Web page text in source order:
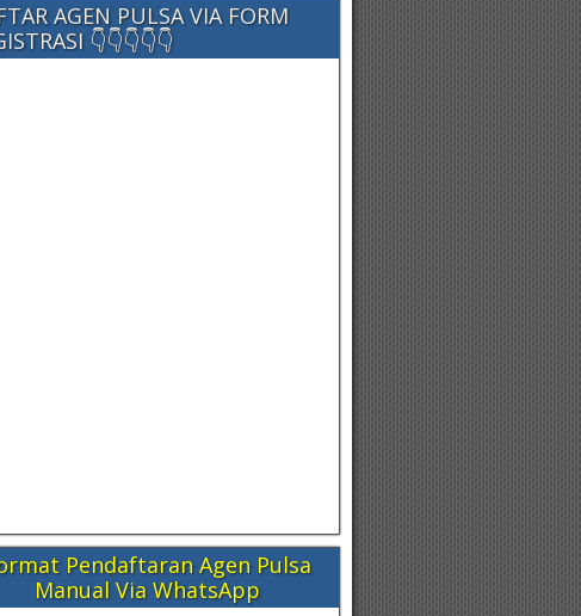
AGEN PULSA VIA FORM
👇👇👇👇👇
Pendaftaran Agen Pulsa
Manual Via WhatsApp